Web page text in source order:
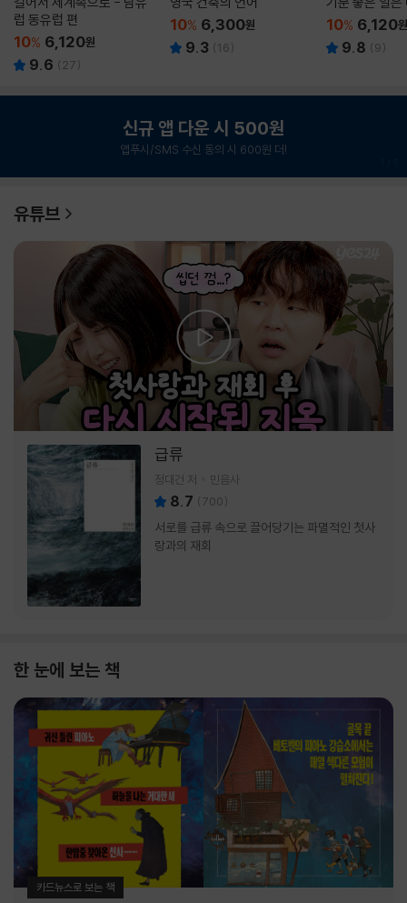
럽 동유럽 편
10% 6,120원
9.6 ( 27)
10% 6,300원
9.3 (16)
10% 6,120원
9.8 (9)
신규 앱 다운 시 500원
앱푸시/SMS 수신 동의 시 600원 더!
유튜브
급류
정대건 저 민음사
8.7 (700)
서로를 급류 속으로 끌어당기는 파멸적인 첫사
랑과의 재회
한 눈에 보는 책
카드뉴스로 보는 책